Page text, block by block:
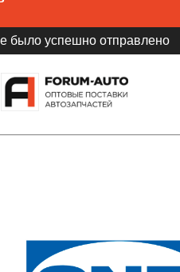
было успешно отправлено